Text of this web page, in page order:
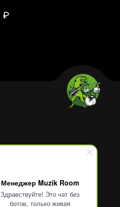
Менеджер Muzik Room
Здравствуйте! Это чат без
ботов, только живая
₽